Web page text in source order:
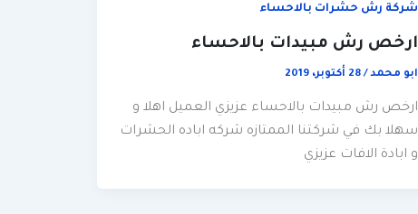
شركة رش حشرات بالاحساء
ارخص رش مبيدات بالاحساء
ابو محمد/28 أكتوبر، 2019
ارخص رش مبيدات بالاحساء عزيزي العميل اهلا و
سهلا بك في شركتنا الممتازه شركه اباده الحشرات
و ابادة الافات عزيزي